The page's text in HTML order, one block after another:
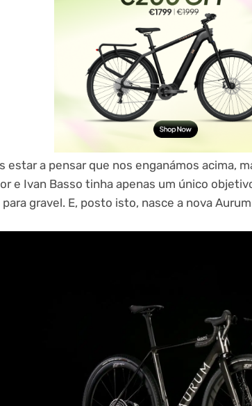
estar a pensar que nos enganámos acima,
e Ivan Basso tinha apenas um único
para gravel. E, posto isto, nasce a nova